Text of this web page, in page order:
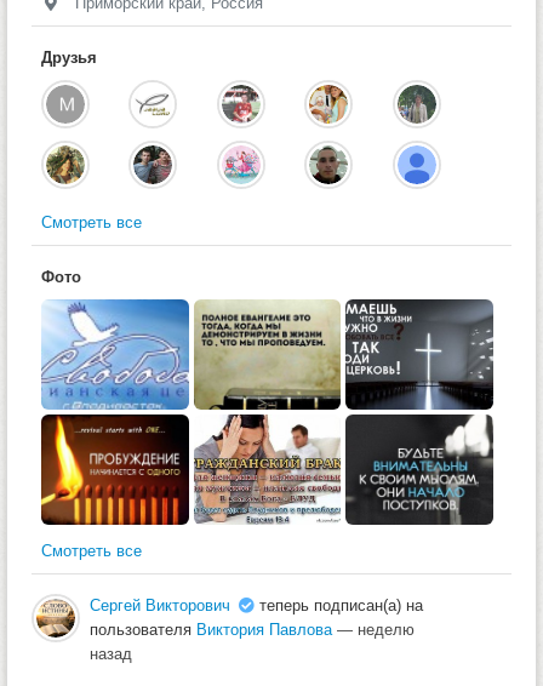
Друзья
Смотреть все
Фото
Смотреть все
Сергей Викторович
теперь подписан(а) на
пользователя Виктория Павлова — неделю
назад